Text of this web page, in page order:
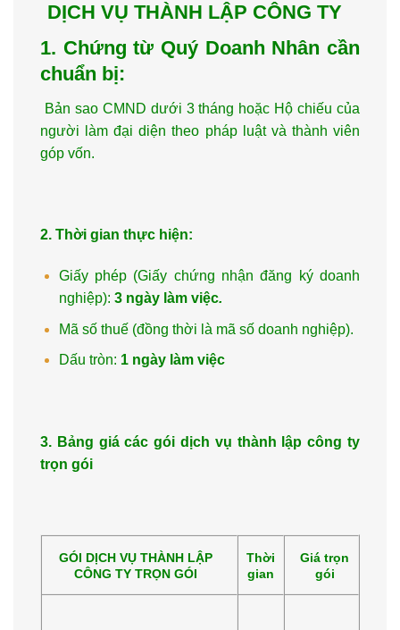
DỊCH VỤ THÀNH LẬP CÔNG TY
1. Chứng từ Quý Doanh Nhân cần
chuẩn bị:
Bản sao CMND dưới 3 tháng hoặc Hộ chiếu của
người làm đại diện theo pháp luật và thành viên
góp vốn.
2. Thời gian thực hiện:
Giấy phép (Giấy chứng nhận đăng ký doanh
nghiệp): 3 ngày làm việc.
Mã số thuế (đồng thời là mã số doanh nghiệp).
Dấu tròn: 1 ngày làm việc
3. Bảng giá các gói dịch vụ thành lập công ty
trọn gói
GÓI DỊCH VỤ THÀNH LẬP
CÔNG TY TRỌN GÓI
Thời
gian
Giá trọn
gói